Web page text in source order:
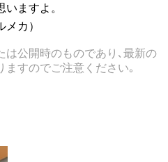
ますよ。
メカ）
公開時のものであり､最新の
すのでご注意ください｡